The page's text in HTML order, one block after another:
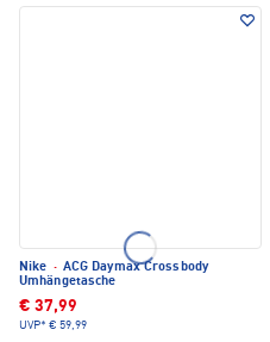
Nike · ACG Daymax Crossbody
Umhängetasche
€ 37,99
UVP* € 59,99